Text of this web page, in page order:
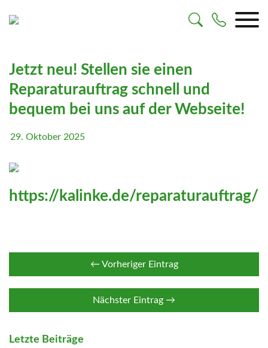
Jetzt neu! Stellen sie einen
Reparaturauftrag schnell und
bequem bei uns auf der Webseite!
29. Oktober 2025
https://kalinke.de/reparaturauftrag/
← Vorheriger Eintrag
Nächster Eintrag →
Letzte Beiträge